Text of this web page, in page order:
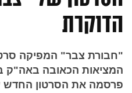
הדוקרת
"חבורת צבר" המפיקה
המציאות הכאובה באה"ק
פרסמה את הסרטון החדש